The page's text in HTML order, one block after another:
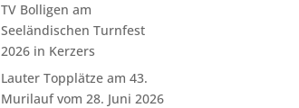
TV Bolligen am
Seeländischen Turnfest
2026 in Kerzers
Lauter Topplätze am 43.
Murilauf vom 28. Juni 2026